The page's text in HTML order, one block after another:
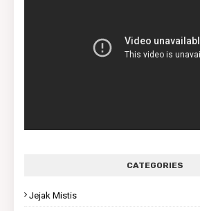
CATEGORIES
Jejak Mistis